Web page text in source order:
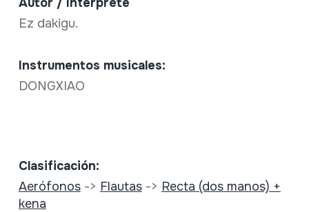
Ez dakigu.
Instrumentos musicales:
DONGXIAO
Clasificación:
Aerófonos-> Flautas-> Recta (dos manos) +
kena